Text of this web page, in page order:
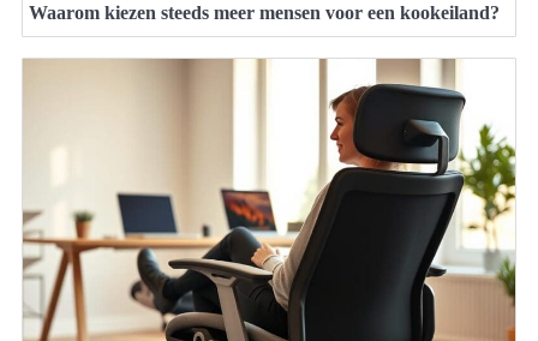
Waarom kiezen steeds meer mensen voor een kookeiland?